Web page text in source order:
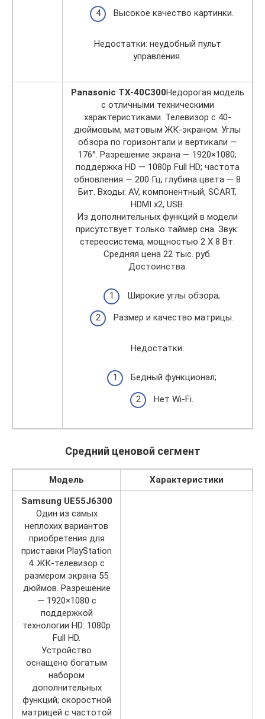
Высокое качество картинки.
Недостатки: неудобный пульт
управления.
Panasonic TX-40C300Недорогая модель
с отличными техническими
характеристиками. Телевизор с 40-
дюймовым, матовым ЖК-экраном. Углы
обзора по горизонтали и вертикали —
176°. Разрешение экрана — 1920×1080;
поддержка HD — 1080p Full HD; частота
обновления — 200 Гц; глубина цвета — 8
Бит. Входы: AV, компонентный, SCART,
HDMI x2, USB.
Из дополнительных функций в модели
присутствует только таймер сна. Звук:
стереосистема, мощностью 2 Х 8 Вт.
Средняя цена 22 тыс. руб.
Достоинства:
Широкие углы обзора;
Размер и качество матрицы.
Недостатки:
Бедный функционал;
Нет Wi-Fi.
Средний ценовой сегмент
Модель
Характеристики
Samsung UE55J6300
Один из самых
неплохих вариантов
приобретения для
приставки PlayStation
4. ЖК-телевизор с
размером экрана 55
дюймов. Разрешение
— 1920×1080 с
поддержкой
технологии HD: 1080p
Full HD.
Устройство
оснащено богатым
набором
дополнительных
функций; скоростной
матрицей с частотой